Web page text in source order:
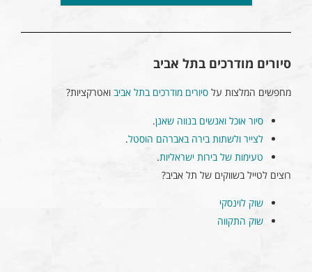
סיורים מודרכים בתל אביב
מחפשים המלצות על סיורים מודרכים בתל אביב ואטרקציות?
סיור אוכל ואנשים בנווה שאנן.
לצייר ולשתות בירה באברהם הוסטל.
טעימות של בירות ישראליות.
רוצים לטייל בשווקים של תל אביב?
שוק לוינסקי
שוק התקווה